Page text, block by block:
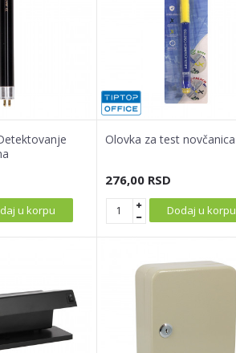
u korpu
Olovka za test novčanica
276,00 RSD
Dodaj u korpu